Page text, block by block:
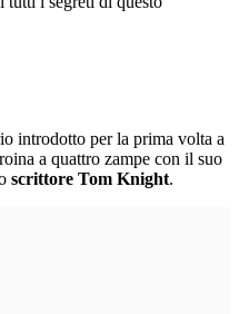
introdotto per la prima volta a
a quattro zampe con il suo
scrittore Tom Knight.